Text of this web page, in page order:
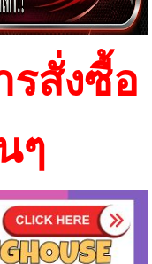
รสั่งซื้อ
ๆ